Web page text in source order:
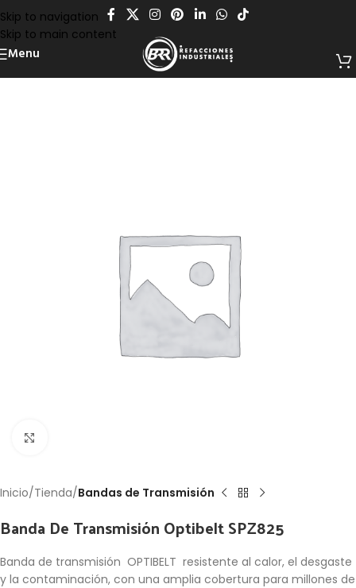
Skip to navigation
Skip to main content
Menu
Inicio Tienda Bandas de Transmisión
Banda De Transmisión Optibelt SPZ825
Banda de transmisión OPTIBELT resistente al calor, el desgaste
y la contaminación, con una amplia cobertura para millones de